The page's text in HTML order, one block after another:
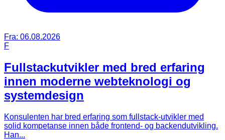
Fra: 06.08.2026
F
Fullstackutvikler med bred erfaring
innen moderne webteknologi og
systemdesign
Konsulenten har bred erfaring som fullstack-utvikler med
solid kompetanse innen både frontend- og backendutvikling.
Han...